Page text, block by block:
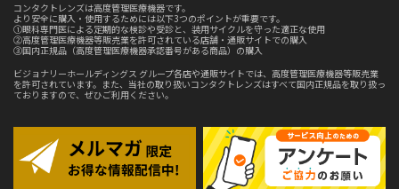
コンタクトレンズは高度管理医療機器です。
より安全に購入・使用するためには以下3つのポイントが重要です。
①眼科専門医による定期的な検診や受診と、装用サイクルを守った適正な使用
②高度管理医療機器等販売業を許可されている店舗・通販サイトでの購入
③国内正規品（高度管理医療機器承認番号がある商品）の購入
ビジョナリーホールディングス グループ各店や通販サイトでは、高度管理医療機器等販売業
を許可されています。また、当社の取り扱いコンタクトレンズはすべて国内正規品を取り扱っ
ておりますので、ぜひご利用ください。